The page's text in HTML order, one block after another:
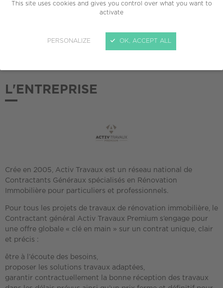
This site uses cookies and gives you control over what you want to
activate
PERSONALIZE OK, ACCEPT ALL
L'ENTREPRISE
Crée en 2005, Activ Travaux est un réseau national de
Contractants Généraux spécialisés en Rénovation
Immobilière pour particuliers et professionnels.
Pour tous les projets de travaux de rénovation immobilière, le
Contractant général Activ Travaux Premium s’engage pour
une offre globale « clé en main » sur un contrat unique, clair
et précis :
être à l’écoute des besoins,
proposer les solutions travaux adaptées,
garantir contractuellement la bonne réception des travaux